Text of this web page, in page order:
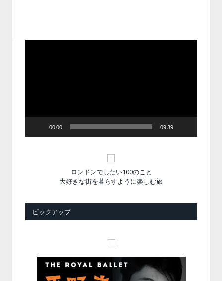
00:00 09:39
ロンドンでしたい100のこと
大好きな街を暮らすように楽しむ旅
ピックアップ